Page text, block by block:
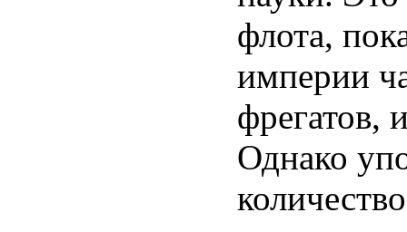
флота,
империи
фрегатов,
Однако